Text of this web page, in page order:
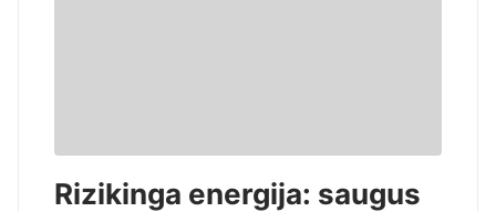
Rizikinga energija: saugus